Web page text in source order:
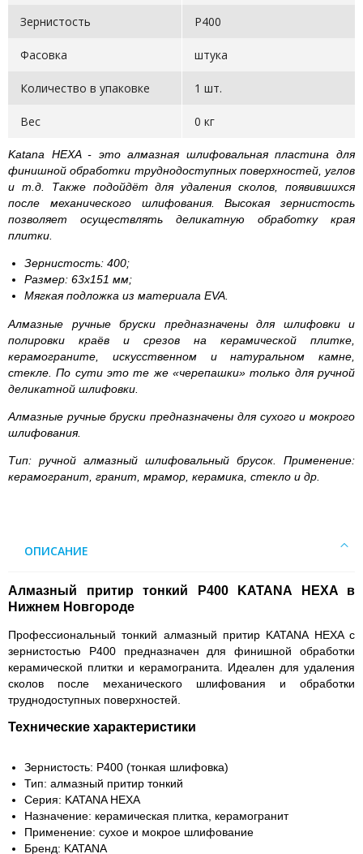
Зернистость P400
Фасовка штука
Количество в упаковке 1 шт.
Вес 0 кг
Katana HEXA - это алмазная шлифовальная пластина для
финишной обработки труднодоступных поверхностей, углов
и т.д. Также подойдёт для удаления сколов, появившихся
после механического шлифования. Высокая зернистость
позволяет осуществлять деликатную обработку края
плитки.
Зернистость: 400;
Размер: 63x151 мм;
Мягкая подложка из материала EVA.
Алмазные ручные бруски предназначены для шлифовки и
полировки краёв и срезов на керамической плитке,
керамограните, искусственном и натуральном камне,
стекле. По сути это те же «черепашки» только для ручной
деликатной шлифовки.
Алмазные ручные бруски предназначены для сухого и мокрого
шлифования.
Тип: ручной алмазный шлифовальный брусок. Применение:
керамогранит, гранит, мрамор, керамика, стекло и др.
ОПИСАНИЕ
Алмазный притир тонкий Р400 KATANA HEXA в
Нижнем Новгороде
Профессиональный тонкий алмазный притир KATANA HEXA с
зернистостью Р400 предназначен для финишной обработки
керамической плитки и керамогранита. Идеален для удаления
сколов после механического шлифования и обработки
труднодоступных поверхностей.
Технические характеристики
Зернистость: Р400 (тонкая шлифовка)
Тип: алмазный притир тонкий
Серия: KATANA HEXA
Назначение: керамическая плитка, керамогранит
Применение: сухое и мокрое шлифование
Бренд: KATANA